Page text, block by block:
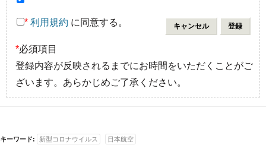
* 利用規約 に同意する。
*必須項目
登録内容が反映されるまでにお時間をいただくことがご
ざいます。あらかじめご了承ください。
キーワード: 新型コロナウイルス 日本航空